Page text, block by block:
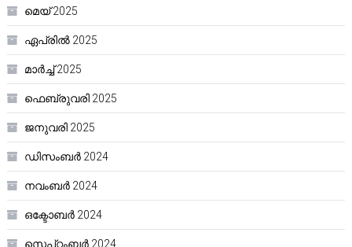
മെയ്‌ 2025
ഏപ്രിൽ 2025
മാർച്ച്‌ 2025
ഫെബ്രുവരി 2025
ജനുവരി 2025
ഡിസംബർ 2024
നവംബർ 2024
ഒക്ടോബർ 2024
സെപ്റ്റംബർ 2024